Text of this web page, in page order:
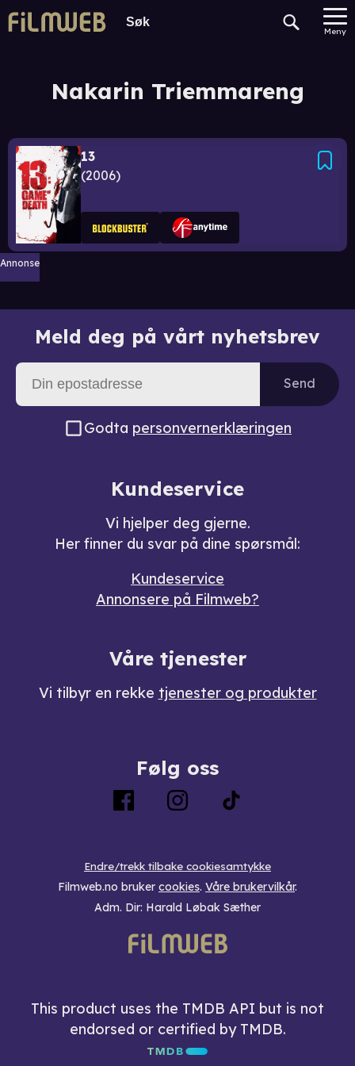
Meny
Nakarin Triemmareng
13
2006
Annonse
Meld deg på vårt nyhetsbrev
Send
Godta personvernerklæringen
Kundeservice
Vi hjelper deg gjerne.
Her finner du svar på dine spørsmål:
Kundeservice
Annonsere på Filmweb?
Våre tjenester
Vi tilbyr en rekke tjenester og produkter
Følg oss
Endre/trekk tilbake cookiesamtykke
Filmweb.no bruker cookies. Våre brukervilkår.
Adm. Dir: Harald Løbak Sæther
This product uses the TMDB API but is not
endorsed or certified by TMDB.